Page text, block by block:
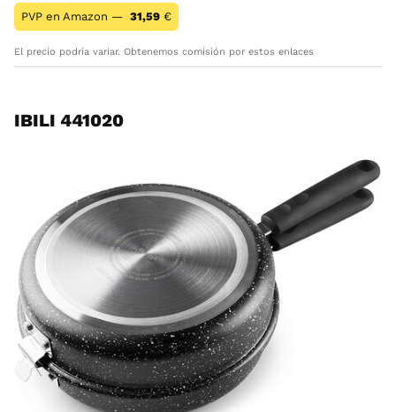
PVP en Amazon — 31,59 €
El precio podría variar. Obtenemos comisión por estos enlaces
IBILI 441020